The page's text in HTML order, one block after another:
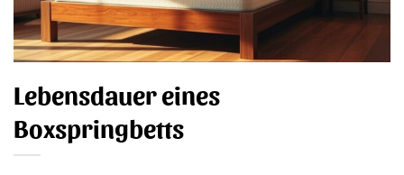
Lebensdauer eines
Boxspringbetts